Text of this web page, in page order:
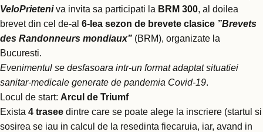
VeloPrieteniva invita sa participati la BRM 300, al doilea
brevet din cel de-al 6-lea sezon de brevete clasice ”Brevets
des Randonneurs mondiaux” (BRM), organizate la
Bucuresti.
Evenimentul se desfasoara intr-un format adaptat situatiei
sanitar-medicale generate de pandemia Covid-19.
Locul de start: Arcul de Triumf
Exista 4 trasee dintre care se poate alege la inscriere (startul si
sosirea se iau in calcul de la resedinta fiecaruia, iar, avand in